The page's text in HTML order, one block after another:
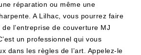
réparation ou même une
A Lilhac, vous pourrez faire
de l’entreprise de couverture MJ
un professionnel qui vous
dans les règles de l’art. Appelez-le